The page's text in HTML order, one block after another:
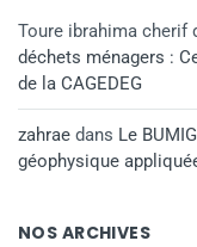
Toure ibrahima cherif
déchets ménagers :
de la CAGEDEG
zahrae dans Le
géophysique
NOS ARCHIVES